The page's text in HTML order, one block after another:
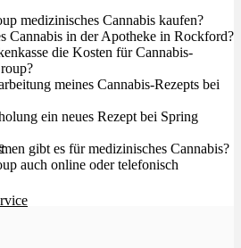
medizinisches Cannabis kaufen?
Cannabis in der Apotheke in Rockford?
die Kosten für Cannabis-
meines Cannabis-Rezepts bei
ein neues Rezept bei Spring
gibt es für medizinisches Cannabis?
auch online oder telefonisch